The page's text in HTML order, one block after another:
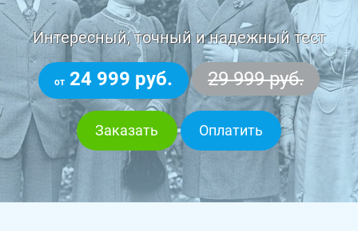
Интересный, точный и надежный тест
от 24 999 руб. 29 999 руб.
Заказать Оплатить